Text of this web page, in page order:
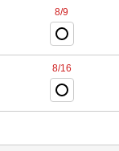
8/9
8/16